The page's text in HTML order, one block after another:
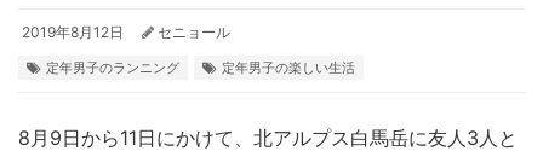
2019年8月12日 セニョール
定年男子のランニング 定年男子の楽しい生活
8月9日から11日にかけて、北アルプス白馬岳に友人3人と